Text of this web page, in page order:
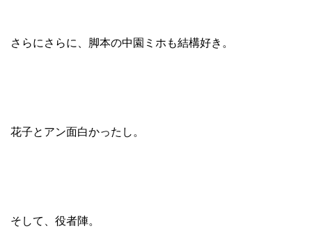
さらにさらに、脚本の中園ミホも結構好き。
花子とアン面白かったし。
そして、役者陣。